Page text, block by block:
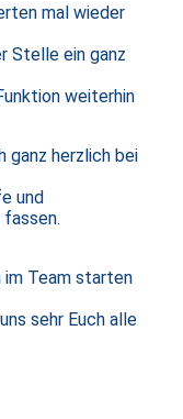
mal wieder
Stelle ein ganz
weiterhin
ganz herzlich bei
und
im Team starten
sehr Euch alle